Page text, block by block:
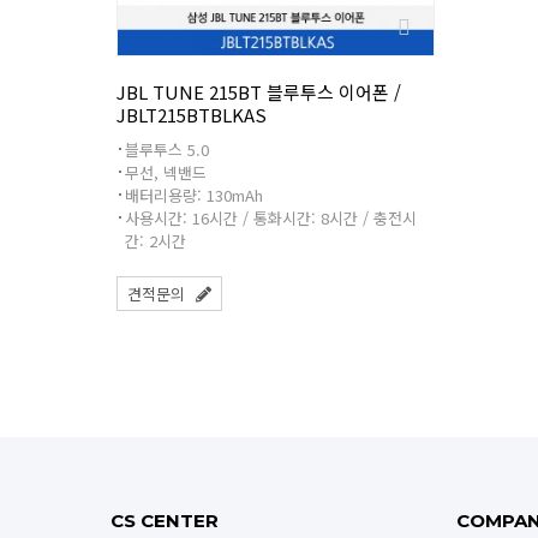
JBL TUNE 215BT 블루투스 이어폰 /
JBLT215BTBLKAS
블루투스 5.0
무선, 넥밴드
배터리용량: 130mAh
사용시간: 16시간 / 통화시간: 8시간 / 충전시
간: 2시간
견적문의
CS CENTER